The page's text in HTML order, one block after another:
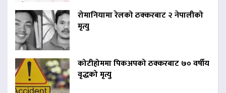
रोमानियामा रेलको ठक्करबाट २ नेपालीको
मृत्यु
कोटीहोममा पिकअपको ठक्करबाट ७० वर्षीय
वृद्धको मृत्यु